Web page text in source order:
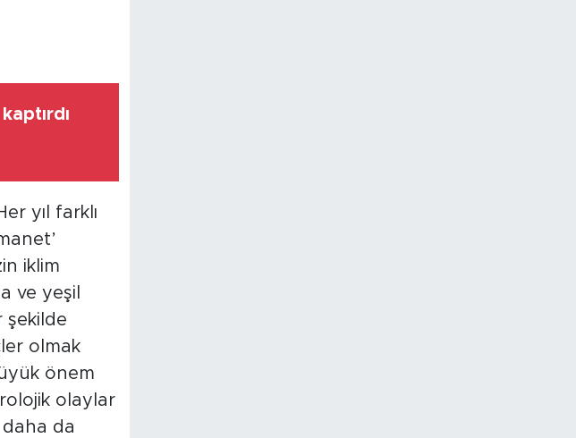
yıl farklı
iklim
ve yeşil
şekilde
olmak
önem
olaylar
da